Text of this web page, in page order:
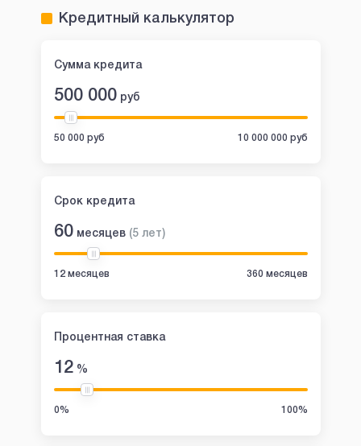
Кредитный калькулятор
Сумма кредита
500 000 руб
50 000 руб 10 000 000 руб
Срок кредита
60 месяцев (5 лет)
12 месяцев 360 месяцев
Процентная ставка
12%
0% 100%